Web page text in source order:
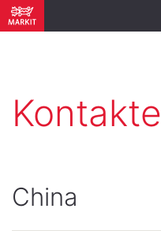
Kontakte
China